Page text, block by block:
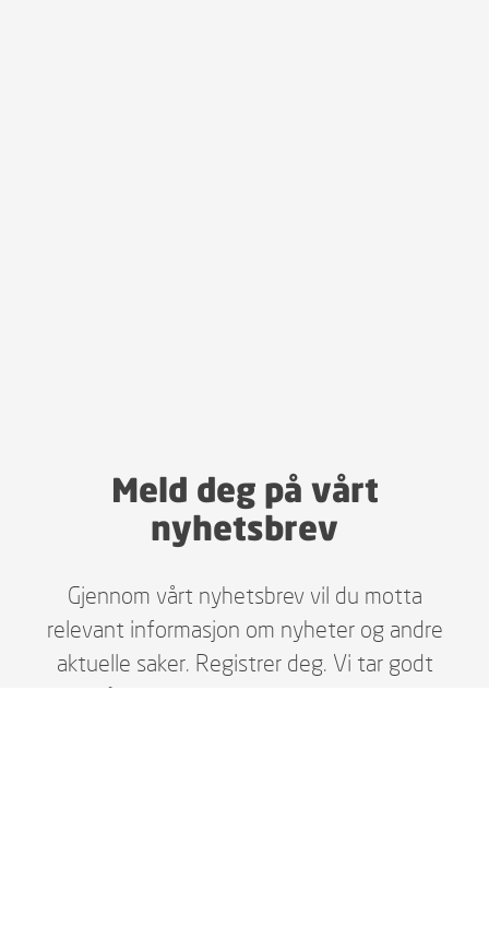
Meld deg på vårt
nyhetsbrev
Gjennom vårt nyhetsbrev vil du motta
relevant informasjon om nyheter og andre
aktuelle saker. Registrer deg. Vi tar godt
vare på dine personopplysninger i henhold